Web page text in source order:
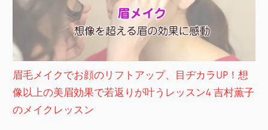
眉毛メイクでお顔のリフトアップ、目ヂカラUP！想
像以上の美眉効果で若返りが叶うレッスン4 吉村薫子
のメイクレッスン